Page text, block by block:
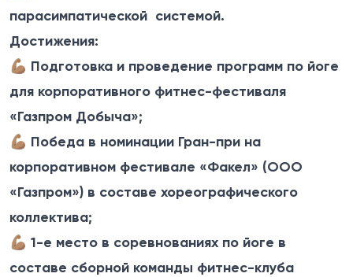
парасимпатической системой.
Достижения:
💪🏽 Подготовка и проведение программ по йоге
для корпоративного фитнес-фестиваля
«Газпром Добыча»;
💪🏽 Победа в номинации Гран-при на
корпоративном фестивале «Факел» (ООО
«Газпром») в составе хореографического
коллектива;
💪🏽 1-е место в соревнованиях по йоге в
составе сборной команды фитнес-клуба